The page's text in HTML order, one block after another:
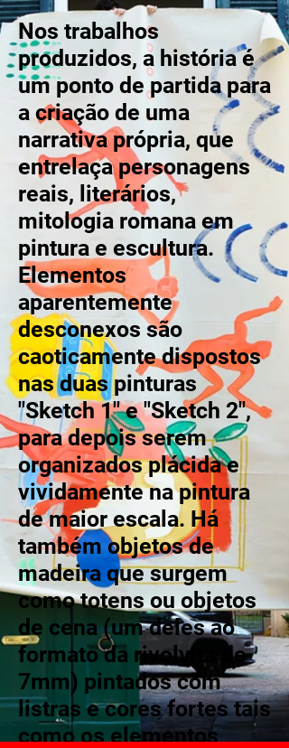
Nos trabalhos
produzidos, a história é
um ponto de partida para
a criação de uma
narrativa própria, que
entrelaça personagens
reais, literários,
mitologia romana em
pintura e escultura.
Elementos
aparentemente
desconexos são
caoticamente dispostos
nas duas pinturas
"Sketch 1" e "Sketch 2",
para depois serem
organizados plácida e
vividamente na pintura
de maior escala. Há
também objetos de
madeira que surgem
como totens ou objetos
de cena (um deles ao
formato da rivolvita de
7mm) pintados com
listras e cores fortes tais
como os elementos